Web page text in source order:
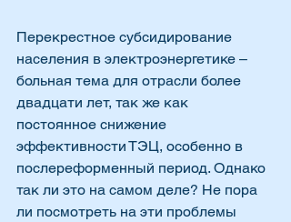
Перекрестное субсидирование
населения в электроэнергетике –
больная тема для отрасли более
двадцати лет, так же как
постоянное снижение
эффективности ТЭЦ, особенно в
послереформенный период. Однако
так ли это на самом деле? Не пора
ли посмотреть на эти проблемы